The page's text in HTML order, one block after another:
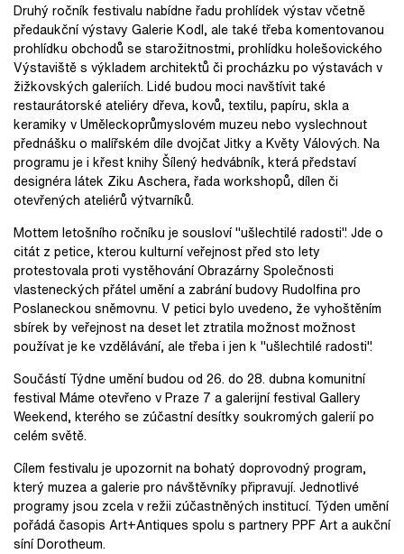
Druhý ročník festivalu nabídne řadu prohlídek výstav včetně
předaukční výstavy Galerie Kodl, ale také třeba komentovanou
prohlídku obchodů se starožitnostmi, prohlídku holešovického
Výstaviště s výkladem architektů či procházku po výstavách v
žižkovských galeriích. Lidé budou moci navštívit také
restaurátorské ateliéry dřeva, kovů, textilu, papíru, skla a
keramiky v Uměleckoprůmyslovém muzeu nebo vyslechnout
přednášku o malířském díle dvojčat Jitky a Květy Válových. Na
programu je i křest knihy Šílený hedvábník, která představí
designéra látek Ziku Aschera, řada workshopů, dílen či
otevřených ateliérů výtvarníků.
Mottem letošního ročníku je sousloví "ušlechtilé radosti". Jde o
citát z petice, kterou kulturní veřejnost před sto lety
protestovala proti vystěhování Obrazárny Společnosti
vlasteneckých přátel umění a zabrání budovy Rudolfina pro
Poslaneckou sněmovnu. V petici bylo uvedeno, že vyhoštěním
sbírek by veřejnost na deset let ztratila možnost možnost
používat je ke vzdělávání, ale třeba i jen k "ušlechtilé radosti".
Součástí Týdne umění budou od 26. do 28. dubna komunitní
festival Máme otevřeno v Praze 7 a galerijní festival Gallery
Weekend, kterého se zúčastní desítky soukromých galerií po
celém světě.
Cílem festivalu je upozornit na bohatý doprovodný program,
který muzea a galerie pro návštěvníky připravují. Jednotlivé
programy jsou zcela v režii zúčastněných institucí. Týden umění
pořádá časopis Art+Antiques spolu s partnery PPF Art a aukční
síní Dorotheum.